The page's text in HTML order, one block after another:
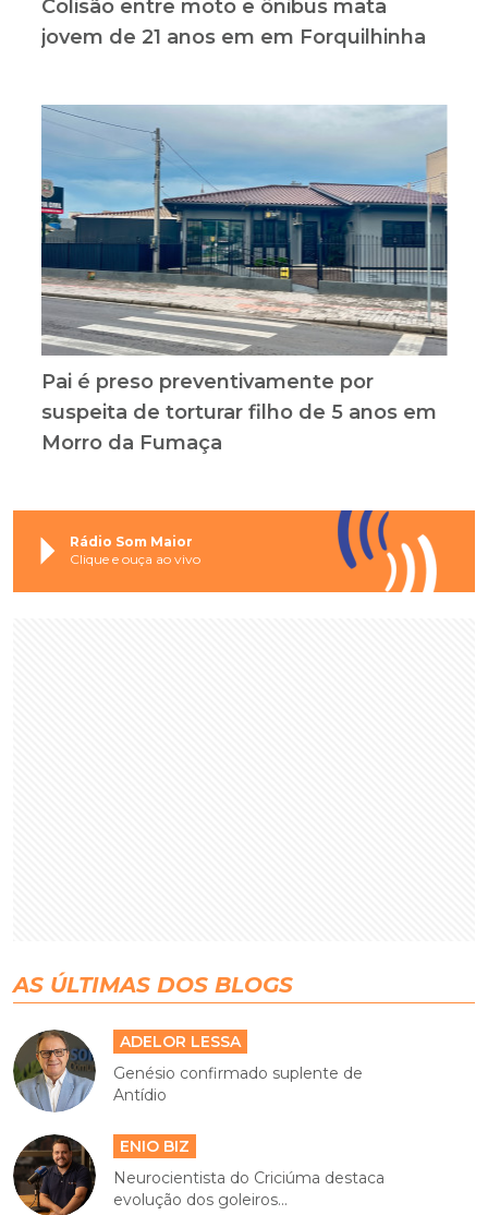
Colisão entre moto e ônibus mata
jovem de 21 anos em em Forquilhinha
Pai é preso preventivamente por
suspeita de torturar filho de 5 anos em
Morro da Fumaça
Rádio Som Maior
Clique e ouça ao vivo
AS ÚLTIMAS DOS BLOGS
ADELOR LESSA
Genésio confirmado suplente de
Antídio
ENIO BIZ
Neurocientista do Criciúma destaca
evolução dos goleiros...